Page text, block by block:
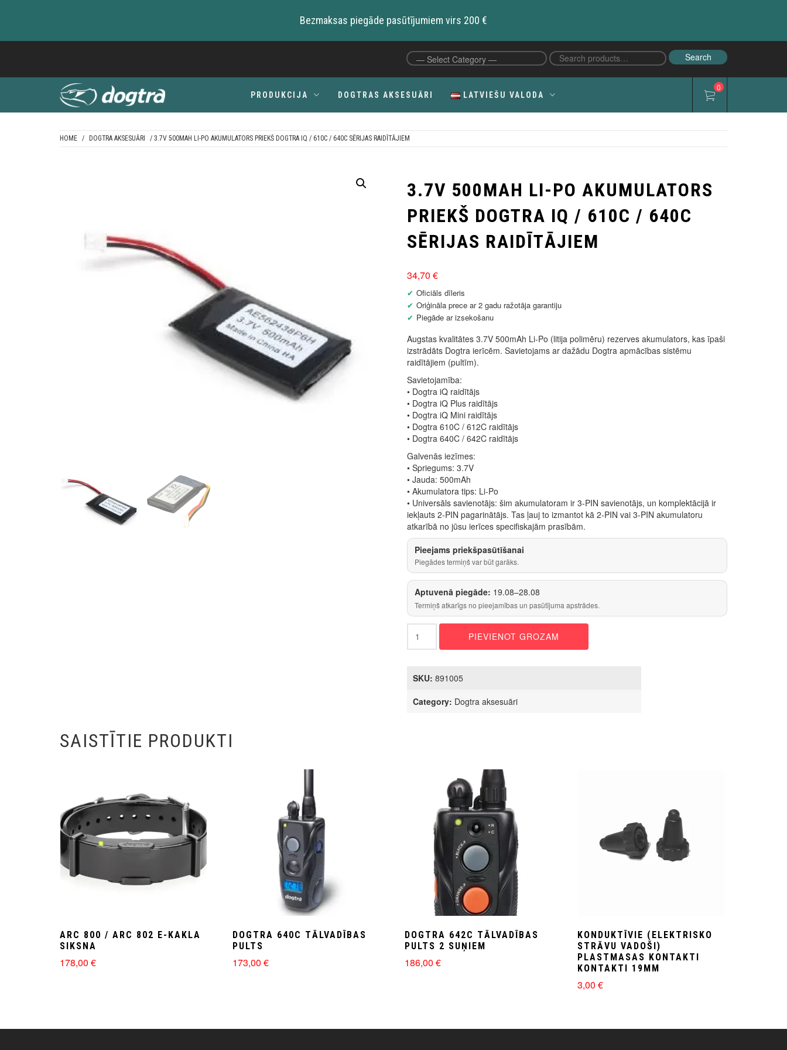
Bezmaksas piegāde pasūtījumiem virs 200 €
Search
for:
Search
PRODUKCIJA DOGTRAS AKSESUĀRI LATVIEŠU VALODA
0
HOME / DOGTRA AKSESUĀRI / 3.7V 500MAH LI-PO AKUMULATORS PRIEKŠ DOGTRA IQ / 610C / 640C SĒRIJAS RAIDĪTĀJIEM
3.7V 500MAH LI-PO AKUMULATORS
PRIEKŠ DOGTRA IQ / 610C / 640C
SĒRIJAS RAIDĪTĀJIEM
34,70 €
Oficiāls dīleris
Oriģināla prece ar 2 gadu ražotāja garantiju
Piegāde ar izsekošanu
Augstas kvalitātes 3.7V 500mAh Li-Po (litija polimēru) rezerves akumulators, kas īpaši
izstrādāts Dogtra ierīcēm. Savietojams ar dažādu Dogtra apmācības sistēmu
raidītājiem (pultīm).
Savietojamība:
• Dogtra iQ raidītājs
• Dogtra iQ Plus raidītājs
• Dogtra iQ Mini raidītājs
• Dogtra 610C / 612C raidītājs
• Dogtra 640C / 642C raidītājs
Galvenās iezīmes:
• Spriegums: 3.7V
• Jauda: 500mAh
• Akumulatora tips: Li-Po
• Universāls savienotājs: šim akumulatoram ir 3-PIN savienotājs, un komplektācijā ir
iekļauts 2-PIN pagarinātājs. Tas ļauj to izmantot kā 2-PIN vai 3-PIN akumulatoru
atkarībā no jūsu ierīces specifiskajām prasībām.
Pieejams priekšpasūtīšanai
Piegādes termiņš var būt garāks.
Aptuvenā piegāde: 19.08–28.08
Termiņš atkarīgs no pieejamības un pasūtījuma apstrādes.
3.7V
500mAh
Li-
akumulators
Dogtra
PIEVIENOT GROZAM
SKU: 891005
Category: Dogtra aksesuāri
SAISTĪTIE PRODUKTI
ARC 800 / ARC 802 E-KAKLA
SIKSNA
178,00 €
DOGTRA 640C TĀLVADĪBAS
PULTS
173,00 €
DOGTRA 642C TĀLVADĪBAS
PULTS 2 SUŅIEM
186,00€
KONDUKTĪVIE (ELEKTRISKO
STRĀVU VADOŠI)
PLASTMASAS KONTAKTI
KONTAKTI 19MM
3,00€